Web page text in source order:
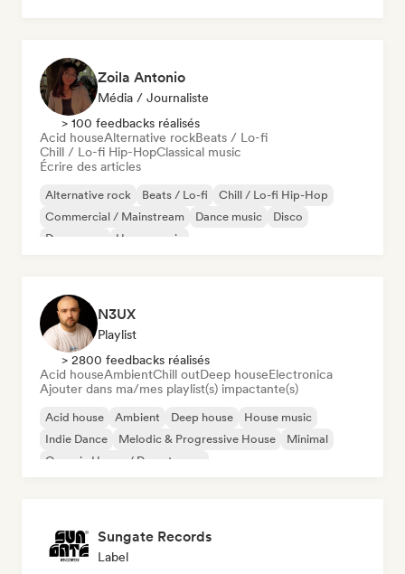
Zoila Antonio
Média / Journaliste
> 100 feedbacks réalisés
Acid houseAlternative rockBeats / Lo-fi
Chill / Lo-fi Hip-HopClassical music
Écrire des articles
Alternative rock Beats / Lo-fi
Chill / Lo-fi Hip-Hop
Commercial / Mainstream
Dance music
Disco
Dream pop
House music
N3UX
Playlist
> 2800 feedbacks réalisés
Acid houseAmbientChill outDeep houseElectronica
Ajouter dans ma/mes playlist(s) impactante(s)
Acid house Ambient Deep house
House music
Indie Dance
Melodic & Progressive House
Minimal
Organic House / Downtempo
Sungate Records
Label